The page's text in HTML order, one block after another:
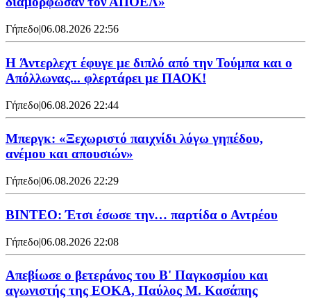
Γήπεδο|06.08.2026 22:56
H Άντερλεχτ έφυγε με διπλό από την Τούμπα και ο
Απόλλωνας... φλερτάρει με ΠΑΟΚ!
Γήπεδο|06.08.2026 22:44
Μπεργκ: «Ξεχωριστό παιχνίδι λόγω γηπέδου,
ανέμου και απουσιών»
Γήπεδο|06.08.2026 22:29
ΒΙΝΤΕΟ: Έτσι έσωσε την… παρτίδα ο Αντρέου
Γήπεδο|06.08.2026 22:08
Απεβίωσε ο βετεράνος του Β' Παγκοσμίου και
αγωνιστής της ΕΟΚΑ, Παύλος Μ. Κασάπης